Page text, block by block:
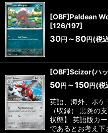
[OBF]Paldean
[126/197]
30円 ～80円 (税
[OBF]Scizor(ハ
50円 ～150円(税
英語、海外、ポ
（収録） 黒炎の
状態】 英語版カ
であるとお考え